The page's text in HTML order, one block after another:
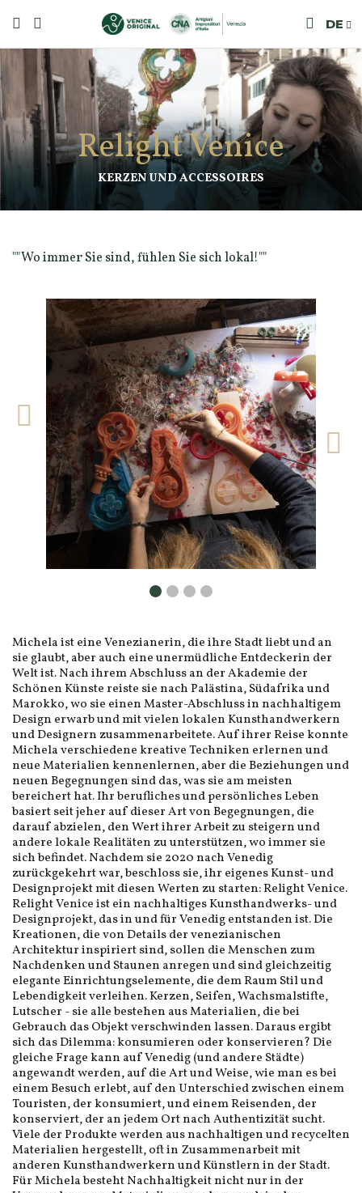
DE
Relight Venice
KERZEN UND ACCESSOIRES
""Wo immer Sie sind, fühlen Sie sich lokal!""
Michela ist eine Venezianerin, die ihre Stadt liebt und an
sie glaubt, aber auch eine unermüdliche Entdeckerin der
Welt ist. Nach ihrem Abschluss an der Akademie der
Schönen Künste reiste sie nach Palästina, Südafrika und
Marokko, wo sie einen Master-Abschluss in nachhaltigem
Design erwarb und mit vielen lokalen Kunsthandwerkern
und Designern zusammenarbeitete. Auf ihrer Reise konnte
Michela verschiedene kreative Techniken erlernen und
neue Materialien kennenlernen, aber die Beziehungen und
neuen Begegnungen sind das, was sie am meisten
bereichert hat. Ihr berufliches und persönliches Leben
basiert seit jeher auf dieser Art von Begegnungen, die
darauf abzielen, den Wert ihrer Arbeit zu steigern und
andere lokale Realitäten zu unterstützen, wo immer sie
sich befindet. Nachdem sie 2020 nach Venedig
zurückgekehrt war, beschloss sie, ihr eigenes Kunst- und
Designprojekt mit diesen Werten zu starten: Relight Venice.
Relight Venice ist ein nachhaltiges Kunsthandwerks- und
Designprojekt, das in und für Venedig entstanden ist. Die
Kreationen, die von Details der venezianischen
Architektur inspiriert sind, sollen die Menschen zum
Nachdenken und Staunen anregen und sind gleichzeitig
elegante Einrichtungselemente, die dem Raum Stil und
Lebendigkeit verleihen. Kerzen, Seifen, Wachsmalstifte,
Lutscher - sie alle bestehen aus Materialien, die bei
Gebrauch das Objekt verschwinden lassen. Daraus ergibt
sich das Dilemma: konsumieren oder konservieren? Die
gleiche Frage kann auf Venedig (und andere Städte)
angewandt werden, auf die Art und Weise, wie man es bei
einem Besuch erlebt, auf den Unterschied zwischen einem
Touristen, der konsumiert, und einem Reisenden, der
konserviert, der an jedem Ort nach Authentizität sucht.
Viele der Produkte werden aus nachhaltigen und recycelten
Materialien hergestellt, oft in Zusammenarbeit mit
anderen Kunsthandwerkern und Künstlern in der Stadt.
Für Michela besteht Nachhaltigkeit nicht nur in der